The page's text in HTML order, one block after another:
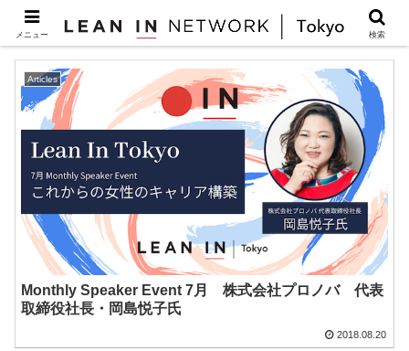
承認欲求
Articles
Monthly Speaker Event 7月 株式会社プロノバ 代表
取締役社長・岡島悦子氏
2018.08.20
メニュー 検索